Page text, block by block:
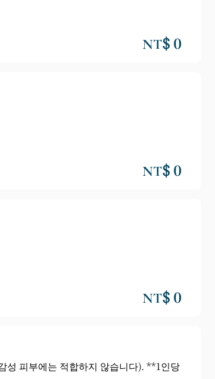
NT$ 0
NT$ 0
NT$ 0
성 피부에는 적합하지 않습니다). **1인당